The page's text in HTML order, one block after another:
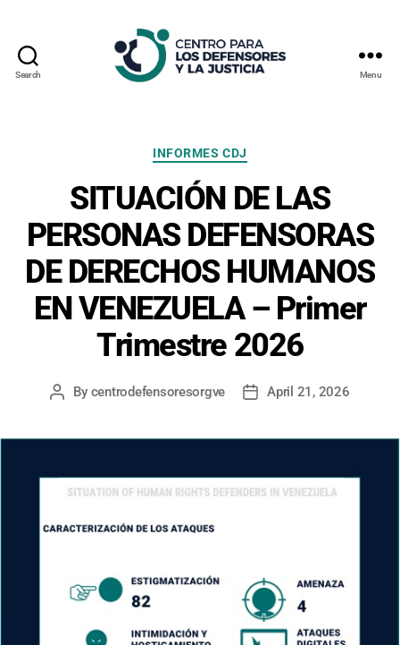
Search
Defensores
y
la
Justicia
Menu
Categories
INFORMES CDJ
SITUACIÓN DE LAS
PERSONAS DEFENSORAS
DE DERECHOS HUMANOS
EN VENEZUELA – Primer
Trimestre 2026
Post
By centrodefensoresorgve
PostApril 21, 2026